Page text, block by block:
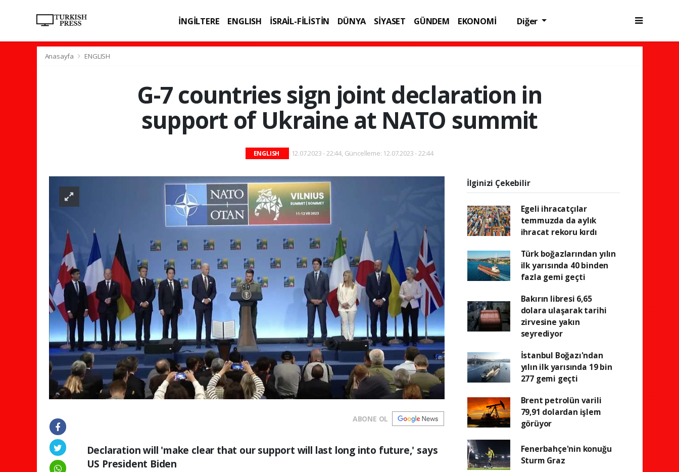
İNGİLTERE ENGLISH İSRAİL-FİLİSTİN DÜNYA SİYASET GÜNDEM
EKONOMİ
Diğer
Anasayfa ENGLISH
G-7 countries sign joint declaration in
support of Ukraine at NATO summit
ENGLISH 12.07.2023 - 22:44, Güncelleme: 12.07.2023 - 22:44
ABONE OL
Declaration will 'make clear that our support will last long into future,' says
US President Biden
İlginizi Çekebilir
Egeli ihracatçılar
temmuzda da aylık
ihracat rekoru kırdı
Türk boğazlarından yılın
ilk yarısında 40 binden
fazla gemi geçti
Bakırın libresi 6,65
dolara ulaşarak tarihi
zirvesine yakın
seyrediyor
İstanbul Boğazı'ndan
yılın ilk yarısında 19 bin
277 gemi geçti
Brent petrolün varili
79,91 dolardan işlem
görüyor
Fenerbahçe'nin konuğu
Sturm Graz